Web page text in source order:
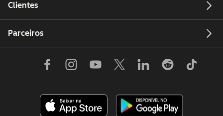
Clientes
Parceiros